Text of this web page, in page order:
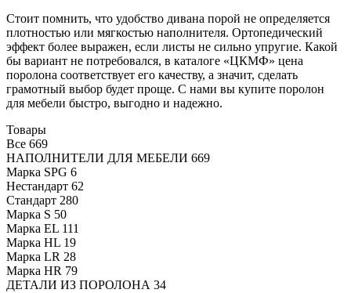
Стоит помнить, что удобство дивана порой не определяется
плотностью или мягкостью наполнителя. Ортопедический
эффект более выражен, если листы не сильно упругие. Какой
бы вариант не потребовался, в каталоге «ЦКМФ» цена
поролона соответствует его качеству, а значит, сделать
грамотный выбор будет проще. С нами вы купите поролон
для мебели быстро, выгодно и надежно.
Товары
Все 669
НАПОЛНИТЕЛИ ДЛЯ МЕБЕЛИ 669
Марка SPG 6
Нестандарт 62
Стандарт 280
Марка S 50
Марка EL 111
Марка HL 19
Марка LR 28
Марка HR 79
ДЕТАЛИ ИЗ ПОРОЛОНА 34